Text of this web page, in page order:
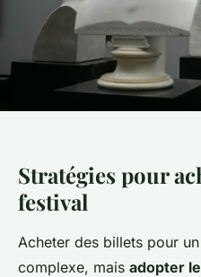
Stratégies pour
festival
Acheter des billets pour
complexe, mais adopter